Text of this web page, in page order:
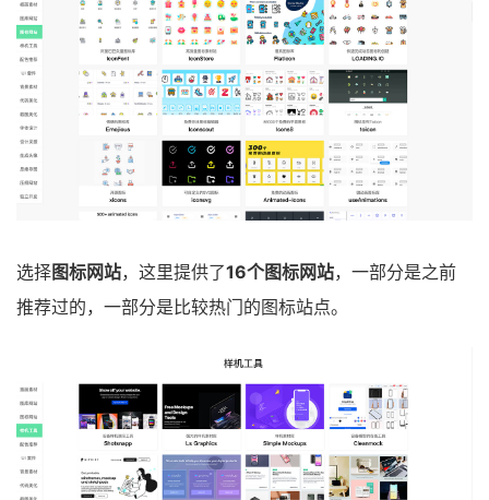
选择图标网站，这里提供了16个图标网站，一部分是之前
推荐过的，一部分是比较热门的图标站点。